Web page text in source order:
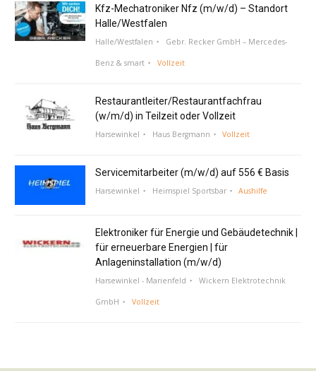
Kfz-Mechatroniker Nfz (m/w/d) – Standort
Halle/Westfalen
Halle/Westfalen Gebr. Recker GmbH – Mercedes-
Benz & smart Vollzeit
Restaurantleiter/Restaurantfachfrau
(w/m/d) in Teilzeit oder Vollzeit
Harsewinkel Haus Bergmann Vollzeit
Servicemitarbeiter (m/w/d) auf 556 € Basis
Harsewinkel Heimspiel Sportsbar Aushilfe
Elektroniker für Energie und Gebäudetechnik |
für erneuerbare Energien | für
Anlageninstallation (m/w/d)
Harsewinkel - Marienfeld Wickern Elektrotechnik
GmbH Vollzeit